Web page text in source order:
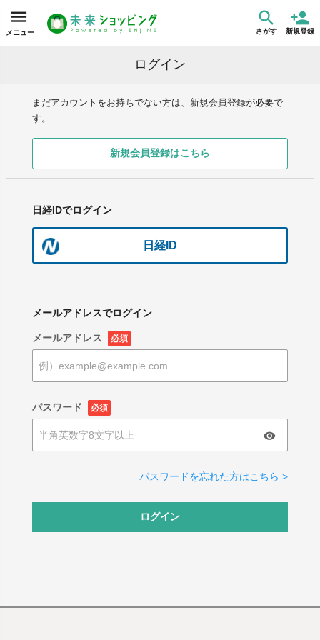
メニュー さがす 新規登録
ログイン
まだアカウントをお持ちでない方は、新規会員登録が必要で
す。
新規会員登録はこちら
日経IDでログイン
日経ID
メールアドレスでログイン
メールアドレス 必須
パスワード 必須
パスワードを忘れた方はこちら >
ログイン